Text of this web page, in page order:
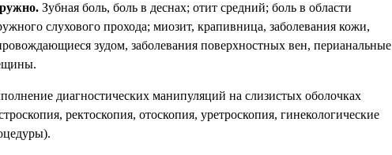
Зубная боль, боль в деснах; отит средний; боль в области
слухового прохода; миозит, крапивница, заболевания кожи,
зудом, заболевания поверхностных вен, перианальные
диагностических манипуляций на слизистых оболочках
ректоскопия, отоскопия, уретроскопия, гинекологические